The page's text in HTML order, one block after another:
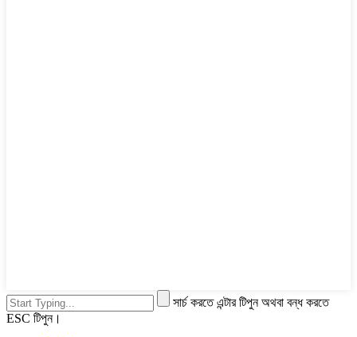
সার্চ করতে এন্টার টিপুন অথবা বন্ধ করতে
ESC টিপুন।